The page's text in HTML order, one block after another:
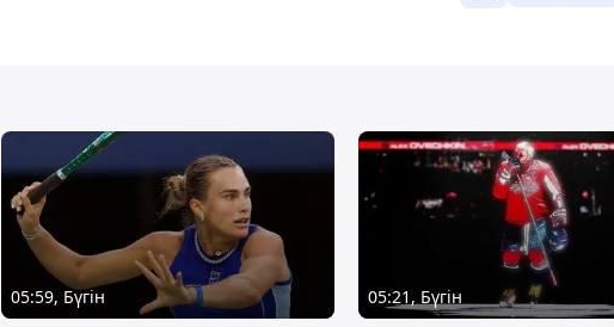
05:59, Бүгін 05:21, Бүгін